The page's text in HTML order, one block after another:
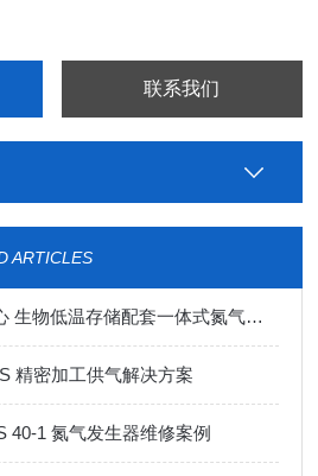
联系我们
ARTICLES
北京某肿瘤医学中心 生物低温存储配套一体式氮气发生器
精密加工供气解决方案
40-1 氮气发生器维修案例